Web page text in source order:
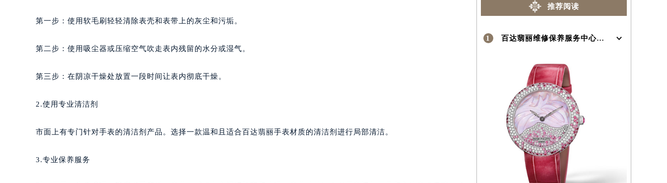
南通市崇川区工农路57号圆融广场写字楼16层1603室（需提前预约）
合肥市蜀山区潜山路111号万象城华润大厦B座12楼03室（需提前预约）
第一步：使用软毛刷轻轻清除表壳和表带上的灰尘和污垢。
第二步：使用吸尘器或压缩空气吹走表内残留的水分或湿气。
第三步：在阴凉干燥处放置一段时间让表内彻底干燥。
2.使用专业清洁剂
市面上有专门针对手表的清洁剂产品。选择一款温和且适合百达翡丽手表材质的清洁剂进行局部清洁。
3.专业保养服务
推荐阅读
1 百达翡丽维修保养服务中心介绍 | Patek Philippe